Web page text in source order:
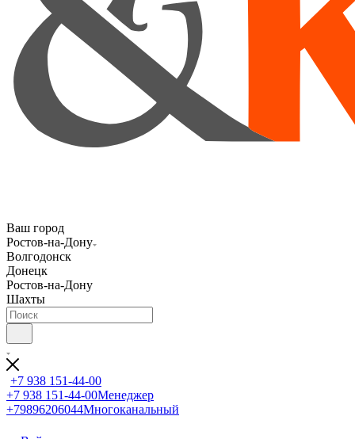
Ваш город
Ростов-на-Дону
Волгодонск
Донецк
Ростов-на-Дону
Шахты
+7 938 151-44-00
+7 938 151-44-00Менеджер
+79896206044Многоканальный